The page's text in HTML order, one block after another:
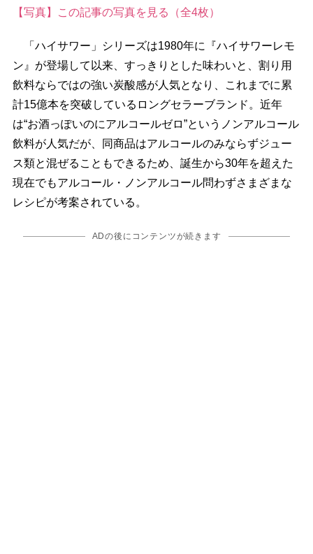
【写真】この記事の写真を見る（全4枚）
「ハイサワー」シリーズは1980年に『ハイサワーレモ
ン』が登場して以来、すっきりとした味わいと、割り用
飲料ならではの強い炭酸感が人気となり、これまでに累
計15億本を突破しているロングセラーブランド。近年
は“お酒っぽいのにアルコールゼロ”というノンアルコール
飲料が人気だが、同商品はアルコールのみならずジュー
ス類と混ぜることもできるため、誕生から30年を超えた
現在でもアルコール・ノンアルコール問わずさまざまな
レシピが考案されている。
ADの後にコンテンツが続きます